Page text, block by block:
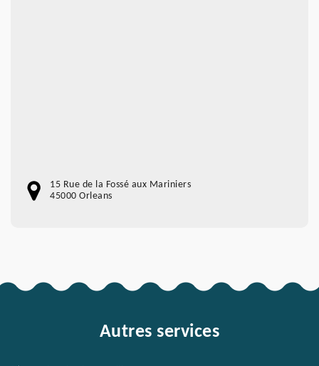
15 Rue de la Fossé aux Mariniers
45000 Orleans
Autres services